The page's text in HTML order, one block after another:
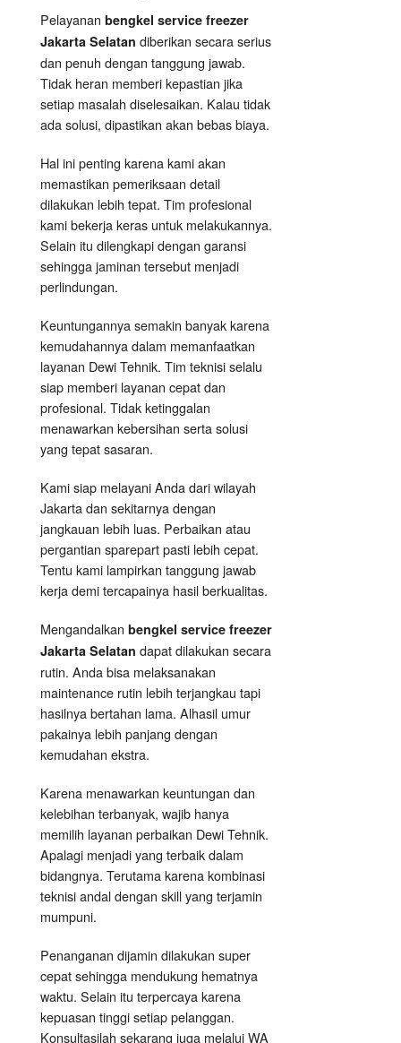
Pelayanan bengkel service freezer
Jakarta Selatan diberikan secara serius
dan penuh dengan tanggung jawab.
Tidak heran memberi kepastian jika
setiap masalah diselesaikan. Kalau tidak
ada solusi, dipastikan akan bebas biaya.
Hal ini penting karena kami akan
memastikan pemeriksaan detail
dilakukan lebih tepat. Tim profesional
kami bekerja keras untuk melakukannya.
Selain itu dilengkapi dengan garansi
sehingga jaminan tersebut menjadi
perlindungan.
Keuntungannya semakin banyak karena
kemudahannya dalam memanfaatkan
layanan Dewi Tehnik. Tim teknisi selalu
siap memberi layanan cepat dan
profesional. Tidak ketinggalan
menawarkan kebersihan serta solusi
yang tepat sasaran.
Kami siap melayani Anda dari wilayah
Jakarta dan sekitarnya dengan
jangkauan lebih luas. Perbaikan atau
pergantian sparepart pasti lebih cepat.
Tentu kami lampirkan tanggung jawab
kerja demi tercapainya hasil berkualitas.
Mengandalkan bengkel service freezer
Jakarta Selatan dapat dilakukan secara
rutin. Anda bisa melaksanakan
maintenance rutin lebih terjangkau tapi
hasilnya bertahan lama. Alhasil umur
pakainya lebih panjang dengan
kemudahan ekstra.
Karena menawarkan keuntungan dan
kelebihan terbanyak, wajib hanya
memilih layanan perbaikan Dewi Tehnik.
Apalagi menjadi yang terbaik dalam
bidangnya. Terutama karena kombinasi
teknisi andal dengan skill yang terjamin
mumpuni.
Penanganan dijamin dilakukan super
cepat sehingga mendukung hematnya
waktu. Selain itu terpercaya karena
kepuasan tinggi setiap pelanggan.
Konsultasilah sekarang juga melalui WA